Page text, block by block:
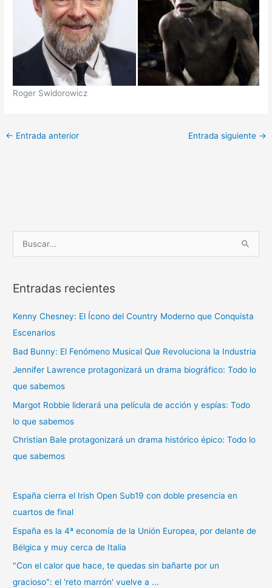
Roger Swidorowicz
← Entrada anterior Entrada siguiente →
u
c
r
p
o
r
:
Entradas recientes
Kenny Chesney: El Ícono del Country Moderno que Conquista
Escenarios
Bad Bunny: El Fenómeno Musical Que Revoluciona la Industria
Jennifer Lawrence protagonizará un drama biográfico: Todo lo
que sabemos
Margot Robbie liderará una película de acción y espías: Todo
lo que sabemos
Christian Bale protagonizará un drama histórico épico: Todo lo
que sabemos
España cierra el Irish Open Sub19 con doble presencia en
cuartos de final
España es la 4ª economía de la Unión Europea, por delante de
Bélgica y muy cerca de Italia
"Con el calor que hace, te quedas sin bañarte por un
gracioso": el 'reto marrón' vuelve a ...